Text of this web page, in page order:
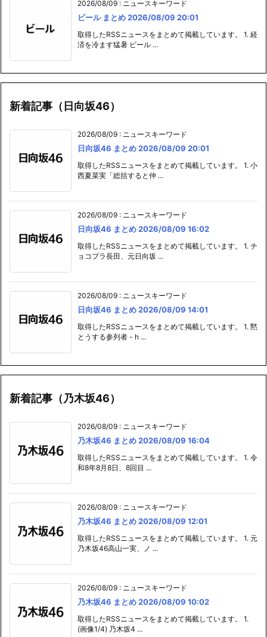
2026/08/09 : ニュースキーワード
ビール まとめ 2026/08/09 20:01
取得したRSSニュースをまとめて掲載しています。 1. 経
済を冷ます猛暑 ビール ...
新着記事（日向坂46）
2026/08/09 : ニュースキーワード
日向坂46 まとめ 2026/08/09 20:01
取得したRSSニュースをまとめて掲載しています。 1. 小
西夏菜実「総括すると仲 ...
2026/08/09 : ニュースキーワード
日向坂46 まとめ 2026/08/09 16:02
取得したRSSニュースをまとめて掲載しています。 1. チ
ョコプラ長田、元日向坂 ...
2026/08/09 : ニュースキーワード
日向坂46 まとめ 2026/08/09 14:01
取得したRSSニュースをまとめて掲載しています。 1. 黙
とうする参列者 - h ...
新着記事（乃木坂46）
2026/08/09 : ニュースキーワード
乃木坂46 まとめ 2026/08/09 16:04
取得したRSSニュースをまとめて掲載しています。 1. 令
和8年8月8日、8回目 ...
2026/08/09 : ニュースキーワード
乃木坂46 まとめ 2026/08/09 12:01
取得したRSSニュースをまとめて掲載しています。 1. 元
乃木坂46高山一実、ノ ...
2026/08/09 : ニュースキーワード
乃木坂46 まとめ 2026/08/09 10:02
取得したRSSニュースをまとめて掲載しています。 1.
(画像1/4) 乃木坂4 ...